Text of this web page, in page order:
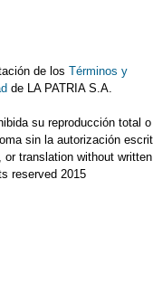
de losTérminos y
de LA PATRIA S.A.
su reproducción total o
sin la autorización
or translation without written
reserved 2015